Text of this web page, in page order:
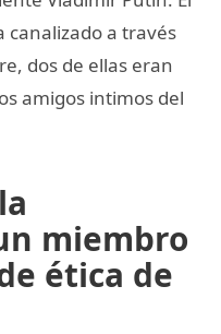
a través
dos de ellas eran
amigos intimos del
miembro
ética de